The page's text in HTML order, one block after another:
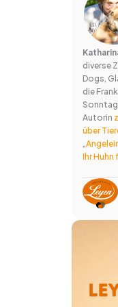
diverse
Dogs,
die
Autorin
über
„
Ihr Huhn